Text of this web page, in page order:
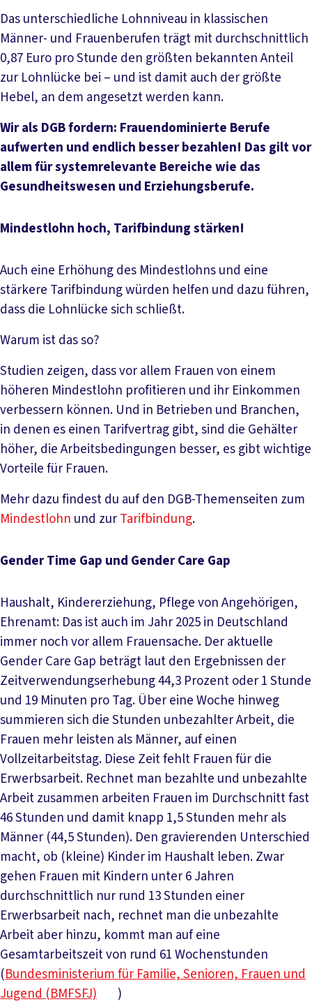
Das unterschiedliche Lohnniveau in klassischen
Männer- und Frauenberufen trägt mit durchschnittlich
0,87 Euro pro Stunde den größten bekannten Anteil
zur Lohnlücke bei – und ist damit auch der größte
Hebel, an dem angesetzt werden kann.
Wir als DGB fordern: Frauendominierte Berufe
aufwerten und endlich besser bezahlen! Das gilt vor
allem für systemrelevante Bereiche wie das
Gesundheitswesen und Erziehungsberufe.
Mindestlohn hoch, Tarifbindung stärken!
Auch eine Erhöhung des Mindestlohns und eine
stärkere Tarifbindung würden helfen und dazu führen,
dass die Lohnlücke sich schließt.
Warum ist das so?
Studien zeigen, dass vor allem Frauen von einem
höheren Mindestlohn profitieren und ihr Einkommen
verbessern können. Und in Betrieben und Branchen,
in denen es einen Tarifvertrag gibt, sind die Gehälter
höher, die Arbeitsbedingungen besser, es gibt wichtige
Vorteile für Frauen.
Mehr dazu findest du auf den DGB-Themenseiten zum
Mindestlohn und zurTarifbindung.
Gender Time Gap und Gender Care Gap
Haushalt, Kindererziehung, Pflege von Angehörigen,
Ehrenamt: Das ist auch im Jahr 2025 in Deutschland
immer noch vor allem Frauensache. Der aktuelle
Gender Care Gap beträgt laut den Ergebnissen der
Zeitverwendungserhebung 44,3 Prozent oder 1 Stunde
und 19 Minuten pro Tag. Über eine Woche hinweg
summieren sich die Stunden unbezahlter Arbeit, die
Frauen mehr leisten als Männer, auf einen
Vollzeitarbeitstag. Diese Zeit fehlt Frauen für die
Erwerbsarbeit. Rechnet man bezahlte und unbezahlte
Arbeit zusammen arbeiten Frauen im Durchschnitt fast
46 Stunden und damit knapp 1,5 Stunden mehr als
Männer (44,5 Stunden). Den gravierenden Unterschied
macht, ob (kleine) Kinder im Haushalt leben. Zwar
gehen Frauen mit Kindern unter 6 Jahren
durchschnittlich nur rund 13 Stunden einer
Erwerbsarbeit nach, rechnet man die unbezahlte
Arbeit aber hinzu, kommt man auf eine
Gesamtarbeitszeit von rund 61 Wochenstunden
(Bundesministerium für Familie, Senioren, Frauen und
Jugend (BMFSFJ)
)